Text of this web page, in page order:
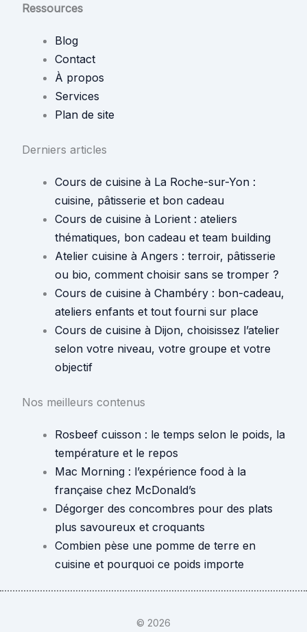
Ressources
Blog
Contact
À propos
Services
Plan de site
Derniers articles
Cours de cuisine à La Roche-sur-Yon :
cuisine, pâtisserie et bon cadeau
Cours de cuisine à Lorient : ateliers
thématiques, bon cadeau et team building
Atelier cuisine à Angers : terroir, pâtisserie
ou bio, comment choisir sans se tromper ?
Cours de cuisine à Chambéry : bon-cadeau,
ateliers enfants et tout fourni sur place
Cours de cuisine à Dijon, choisissez l’atelier
selon votre niveau, votre groupe et votre
objectif
Nos meilleurs contenus
Rosbeef cuisson : le temps selon le poids, la
température et le repos
Mac Morning : l’expérience food à la
française chez McDonald’s
Dégorger des concombres pour des plats
plus savoureux et croquants
Combien pèse une pomme de terre en
cuisine et pourquoi ce poids importe
© 2026